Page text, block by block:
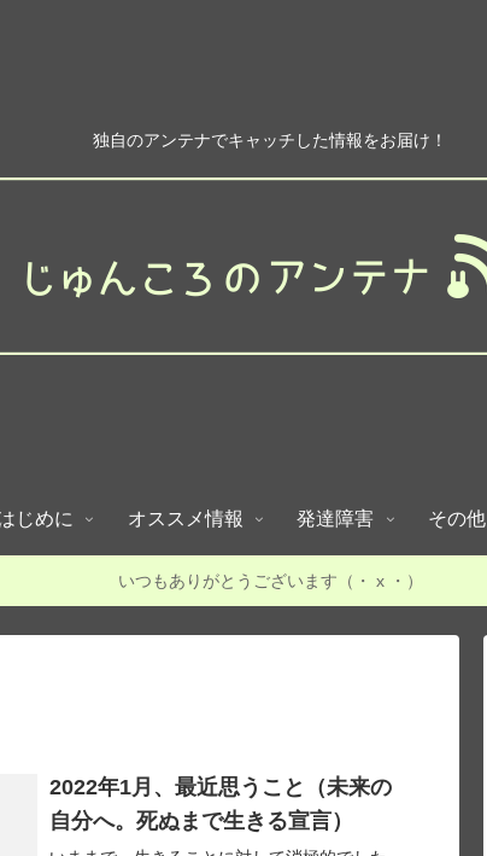
独自のアンテナでキャッチした情報をお届け！
じめに オススメ情報 発達障害 その他
いつもありがとうございます（・ x ・）
2022年1月、最近思うこと（未来の
自分へ。死ぬまで生きる宣言）